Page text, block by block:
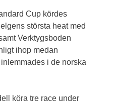
Cup kördes
största heat med
Verktygsboden
ihop medan
i de norska
köra tre race under